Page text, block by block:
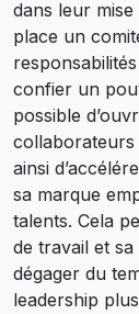
dans leur
place un
confier un
possible
ainsi
sa marque
talents. Cela
de travail et
dégager du
leadership